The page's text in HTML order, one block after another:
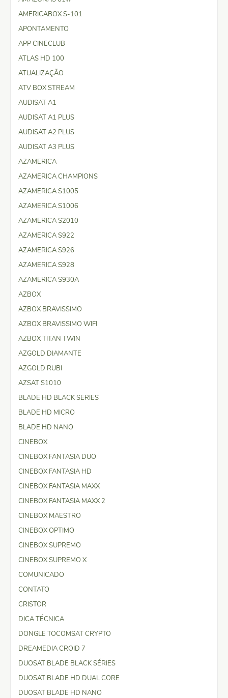
AMERICABOX S-101
APONTAMENTO
APP CINECLUB
ATLAS HD 100
ATUALIZAÇÃO
ATV BOX STREAM
AUDISAT A1
AUDISAT A1 PLUS
AUDISAT A2 PLUS
AUDISAT A3 PLUS
AZAMERICA
AZAMERICA CHAMPIONS
AZAMERICA S1005
AZAMERICA S1006
AZAMERICA S2010
AZAMERICA S922
AZAMERICA S926
AZAMERICA S928
AZAMERICA S930A
AZBOX
AZBOX BRAVISSIMO
AZBOX BRAVISSIMO WIFI
AZBOX TITAN TWIN
AZGOLD DIAMANTE
AZGOLD RUBI
AZSAT S1010
BLADE HD BLACK SERIES
BLADE HD MICRO
BLADE HD NANO
CINEBOX
CINEBOX FANTASIA DUO
CINEBOX FANTASIA HD
CINEBOX FANTASIA MAXX
CINEBOX FANTASIA MAXX 2
CINEBOX MAESTRO
CINEBOX OPTIMO
CINEBOX SUPREMO
CINEBOX SUPREMO X
COMUNICADO
CONTATO
CRISTOR
DICA TÉCNICA
DONGLE TOCOMSAT CRYPTO
DREAMEDIA CROID 7
DUOSAT BLADE BLACK SÉRIES
DUOSAT BLADE HD DUAL CORE
DUOSAT BLADE HD NANO